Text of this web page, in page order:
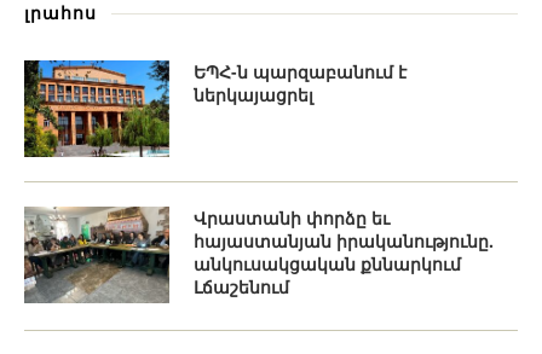
լրահոս
ԵՊՀ-ն պարզաբանում է
ներկայացրել
Վրաստանի փորձը եւ
հայաստանյան իրականությունը.
անկուսակցական քննարկում
Լճաշենում